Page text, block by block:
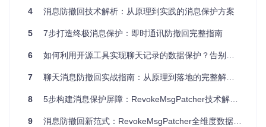
基础级：系统原生防护网
利用即时通讯工具自带功能构建第一道防线，无需额外工具即
打开微信→设置→通用→聊天记录备份与迁移
选择"备份聊天记录到电脑"，确保手机与电脑在同一网络
4 消息防撤回技术解析：从原理到实践的消息保护方案
5 7步打造终极消息保护：即时通讯防撤回完整指南
6 如何利用开源工具实现聊天记录的数据保护？告别消息撤回烦恼的完整方案
7 聊天消息防撤回实战指南：从原理到落地的完整解决方案
8 5步构建消息保护屏障：RevokeMsgPatcher技术解析与实战指南
9 消息防撤回新范式：RevokeMsgPatcher全维度数据保全解决方案